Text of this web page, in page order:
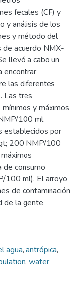
fecales (CF) y
y análisis de los
y método del
de acuerdo NMX-
llevó a cabo un
encontrar
las diferentes
Las tres
y máximos
100 ml
establecidos por
200 NMP/100
de consumo
100 ml). El arroyo
de contaminación
de la gente
agua, antrópica,
, water